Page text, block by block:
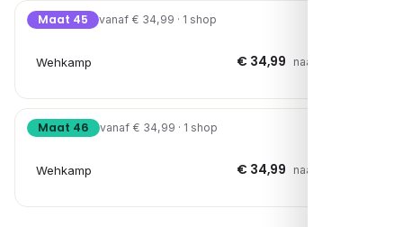
Maat 45 vanaf € 34,99 · 1 shop
Wehkamp € 34,99 naar shop →
Maat 46 vanaf € 34,99 · 1 shop
Wehkamp € 34,99 naar shop →